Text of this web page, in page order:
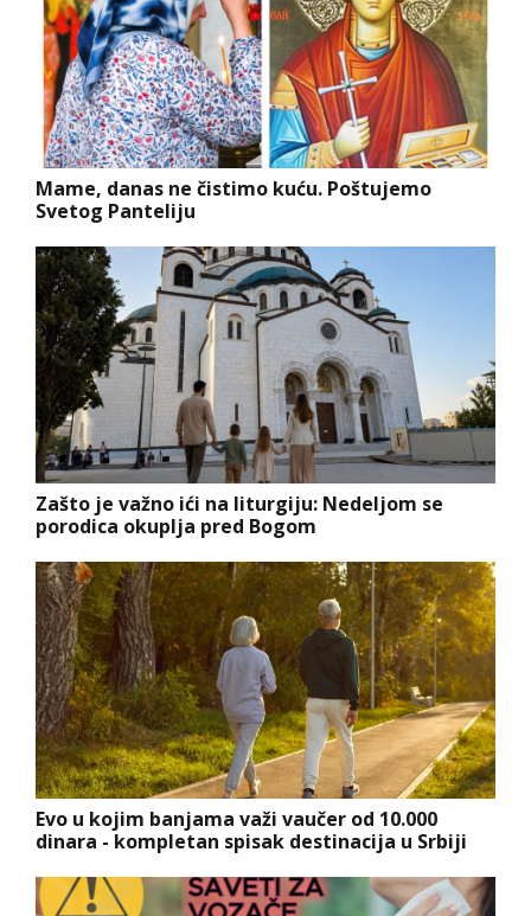
Mame, danas ne čistimo kuću. Poštujemo
Svetog Panteliju
Zašto je važno ići na liturgiju: Nedeljom se
porodica okuplja pred Bogom
Evo u kojim banjama važi vaučer od 10.000
dinara - kompletan spisak destinacija u Srbiji